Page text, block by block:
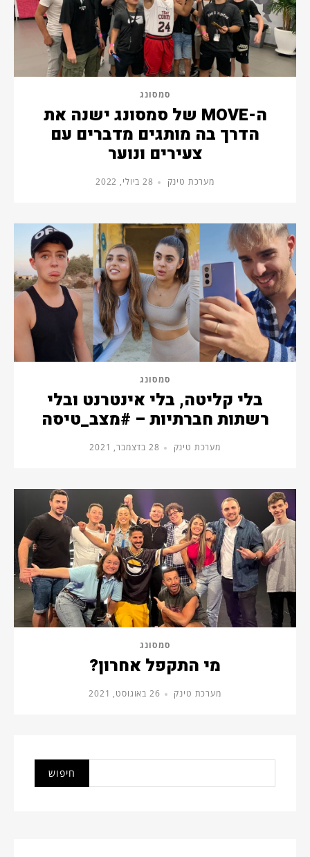
סמסונג
ה-MOVE של סמסונג ישנה את
הדרך בה מותגים מדברים עם
צעירים ונוער
מערכת טינק 28 ביולי, 2022
סמסונג
בלי קליטה, בלי אינטרנט ובלי
רשתות חברתיות – #מצב_טיסה
מערכת טינק 28 בדצמבר, 2021
סמסונג
מי התקפל אחרון?
מערכת טינק 26 באוגוסט, 2021